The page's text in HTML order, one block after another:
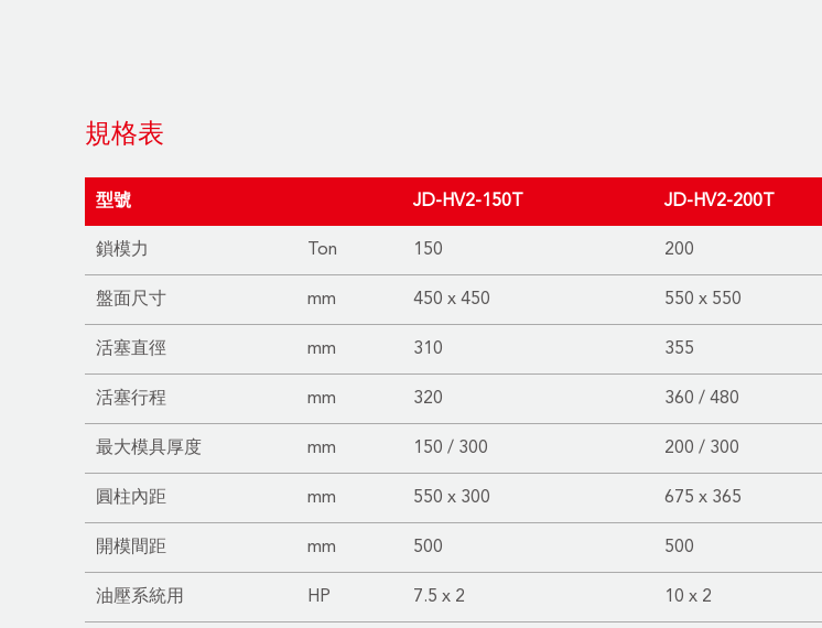
規格表
型號 JD-HV2-150T JD-HV2-200T
鎖模力 Ton 150 200
盤面尺寸 mm 450 x 450 550 x 550
活塞直徑 mm 310 355
活塞行程 mm 320 360 / 480
最大模具厚度 mm 150 / 300 200 / 300
圓柱內距 mm 550 x 300 675 x 365
開模間距 mm 500 500
油壓系統用 HP 7.5 x 2 10 x 2